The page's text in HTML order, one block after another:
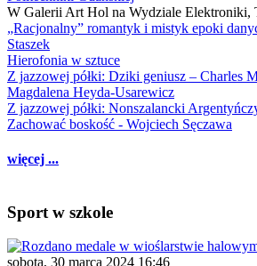
W Galerii Art Hol na Wydziale Elektroniki,
„Racjonalny” romantyk i mistyk epoki
Staszek
Hierofonia w sztuce
Z jazzowej półki: Dziki geniusz – Charles
Magdalena Heyda-Usarewicz
Z jazzowej półki: Nonszalancki
Zachować boskość - Wojciech Sęczawa
więcej ...
Sport w szkole
sobota, 30 marca 2024 16:46